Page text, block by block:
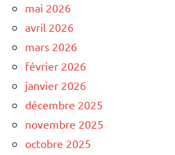
mai 2026
avril 2026
mars 2026
février 2026
janvier 2026
décembre 2025
novembre 2025
octobre 2025